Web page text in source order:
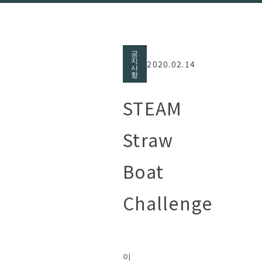
공
지
사
항
2020.02.14
STEAM
Straw
Boat
Challenge
이